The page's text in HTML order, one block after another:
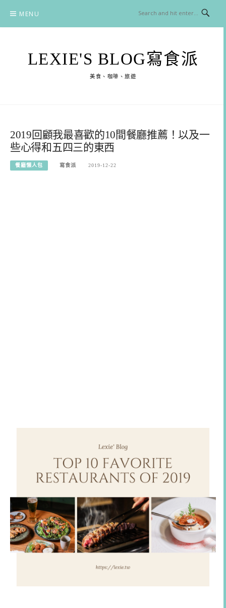
content
MENU
LEXIE'S BLOG寫食派
美食、咖啡、旅遊
2019回顧我最喜歡的10間餐廳推薦！以及一
些心得和五四三的東西
餐廳懶人包 寫食派 2019-12-22